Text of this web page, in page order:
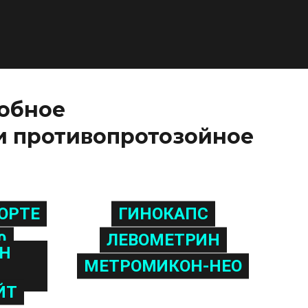
ГИНОКАПС
ЛЕВОМЕТРИН
МЕТРОМИКОН-НЕО